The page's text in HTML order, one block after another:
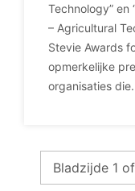
Technology” en
– Agricultural
Stevie Awards
opmerkelijke
organisaties die.
Bladzijde 1